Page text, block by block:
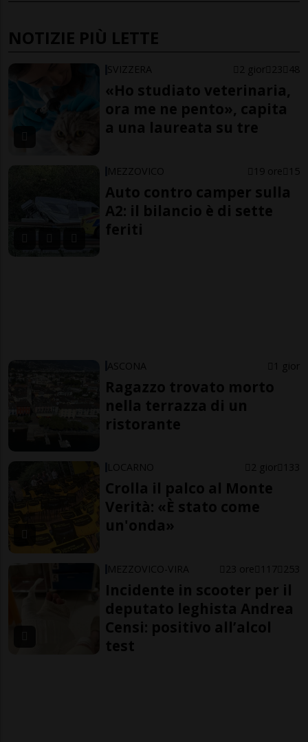
NOTIZIE PIÙ LETTE
SVIZZERA 2 gior 23 48
«Ho studiato veterinaria,
ora me ne pento», capita
a una laureata su tre
MEZZOVICO 19 ore 15
Auto contro camper sulla
A2: il bilancio è di sette
feriti
ASCONA 1 gior
Ragazzo trovato morto
nella terrazza di un
ristorante
LOCARNO 2 gior 133
Crolla il palco al Monte
Verità: «È stato come
un'onda»
MEZZOVICO-VIRA 23 ore 117 253
Incidente in scooter per il
deputato leghista Andrea
Censi: positivo all’alcol
test